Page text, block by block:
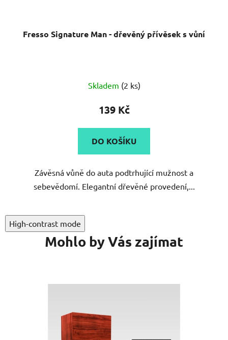
Fresso Signature Man - dřevěný přívěsek s vůní
hodnocení
produktu
5,0
z
hvězdiček.
Skladem (2 ks)
139 Kč
DO KOŠÍKU
Závěsná vůně do auta podtrhující mužnost a
sebevědomí. Elegantní dřevěné provedení,...
High-contrast mode
Mohlo by Vás zajímat